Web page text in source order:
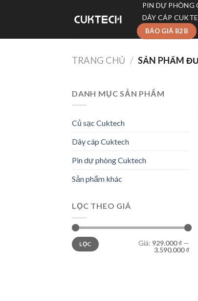
PIN DỰ PHÒNG
DÂY CÁP
BÁO GIÁ B2B
TRANG CHỦ / SẢN PHẨM
DANH MỤC SẢN PHẨM
Củ sạc Cuktech
Dây cáp Cuktech
Pin dự phòng Cuktech
Sản phẩm khác
LỌC THEO GIÁ
Giá
thấp
nhất
Giá
cao
nhất
LỌC Giá: 929.000 ₫ —
3.590.000 ₫